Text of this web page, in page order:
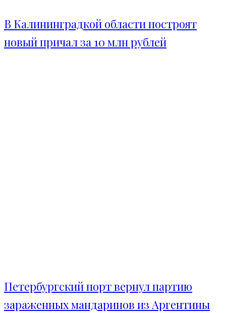
В Калининградкой области построят
новый причал за 10 млн рублей
Петербургский порт вернул партию
зараженных мандаринов из Аргентины